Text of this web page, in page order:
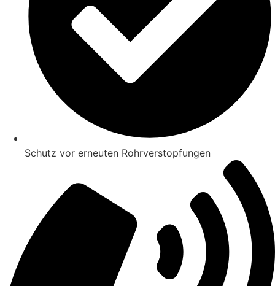
Schutz vor erneuten Rohrverstopfungen